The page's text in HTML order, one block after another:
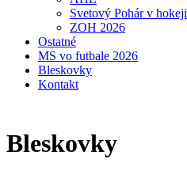
Svetový Pohár v hokeji
ZOH 2026
Ostatné
MS vo futbale 2026
Bleskovky
Kontakt
Bleskovky